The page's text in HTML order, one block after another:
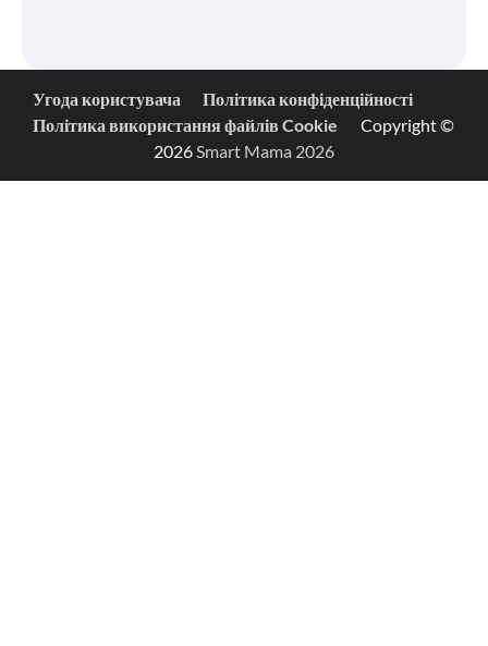
Угода користувача
Політика конфіденційності
Політика використання файлів Cookie
Copyright ©
2026Smart Mama 2026